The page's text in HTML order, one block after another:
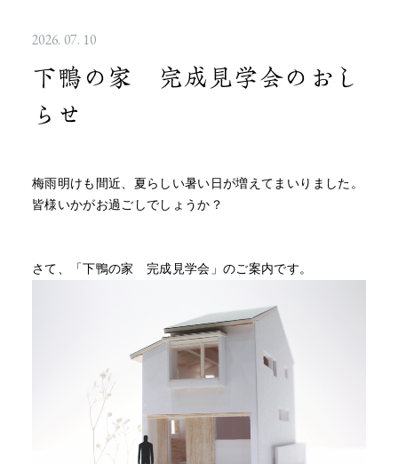
2026. 07. 10
下鴨の家 完成見学会のおし
らせ
梅雨明けも間近、夏らしい暑い日が増えてまいりました。
皆様いかがお過ごしでしょうか？
さて、「下鴨の家 完成見学会」のご案内です。